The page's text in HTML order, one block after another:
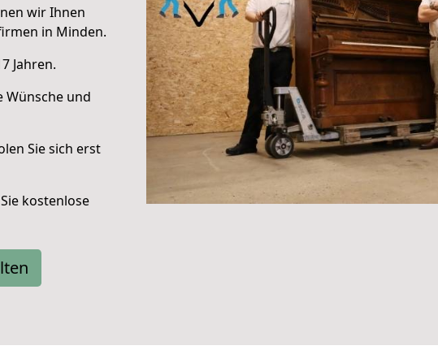
wir Ihnen
in Minden.
Jahren.
Wünsche und
Sie sich erst
kostenlose